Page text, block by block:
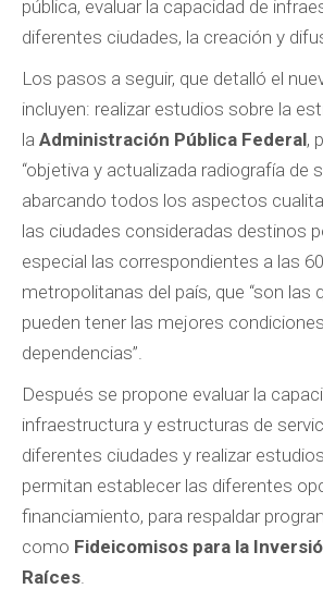
pública, evaluar la capacidad de
diferentes ciudades, la creación y
Los pasos a seguir, que detalló el
incluyen: realizar estudios sobre la
la Administración Pública Federal,
“objetiva y actualizada radiografía de
abarcando todos los aspectos
las ciudades consideradas destinos
especial las correspondientes a las
metropolitanas del país, que “son las
pueden tener las mejores
dependencias”.
Después se propone evaluar la
infraestructura y estructuras de
diferentes ciudades y realizar
permitan establecer las diferentes
financiamiento, para respaldar
como Fideicomisos para la
Raíces.